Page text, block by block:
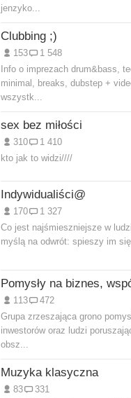
jenzyko...
Clubbing ;)
153
1 548
Info o imprezach drum&bass,
minimal, breaks, dubstep +
wszystk...
sex bez miłości
310
1 410
kto jak to widzi////
Indywidualiści@
170
1 327
Co jest najśmieszniejsze w
myślą na odwrót: spieszy im
113
472
Grupa zrzeszająca grono
inwestorów oraz ludzi
obsz...
Muzyka klasyczna
83
331